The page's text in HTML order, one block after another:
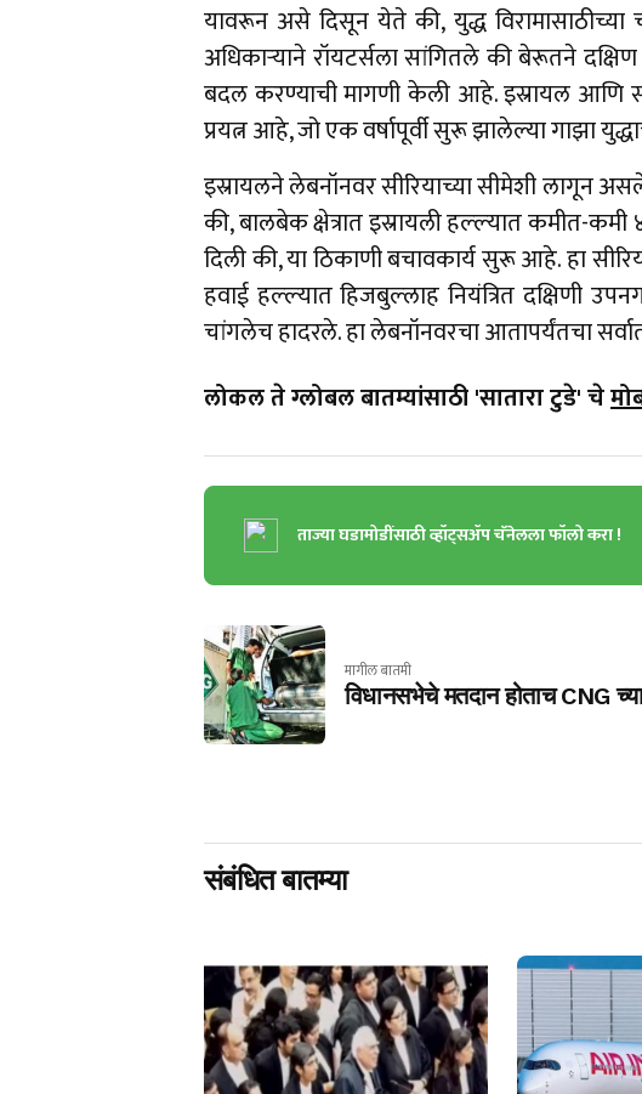
यावरून असे दिसून येते की, युद्ध
अधिकाऱ्याने रॉयटर्सला सांगितले की बेरूतने
बदल करण्याची मागणी केली आहे. इस्रायल आणि
प्रयत्न आहे, जो एक वर्षापूर्वी सुरू झालेल्या गाझा
इस्रायलने लेबनॉनवर सीरियाच्या सीमेशी लागून
की, बालबेक क्षेत्रात इस्रायली हल्‍ल्‍यात कमीत-
दिली की, या ठिकाणी बचावकार्य सुरू आहे. हा
हवाई हल्‍ल्‍यात हिजबुल्‍लाह नियंत्रित
चांगलेच हादरले. हा लेबनॉनवरचा आतापर्यंतचा
लोकल ते ग्लोबल बातम्यांसाठी 'सातारा टुडे' चे
ताज्या घडामोडींसाठी व्हॉट्सॲप चॅनेलला फॉलो करा !
मागील बातमी
विधानसभेचे मतदान होताच CNG
संबंधित बातम्या